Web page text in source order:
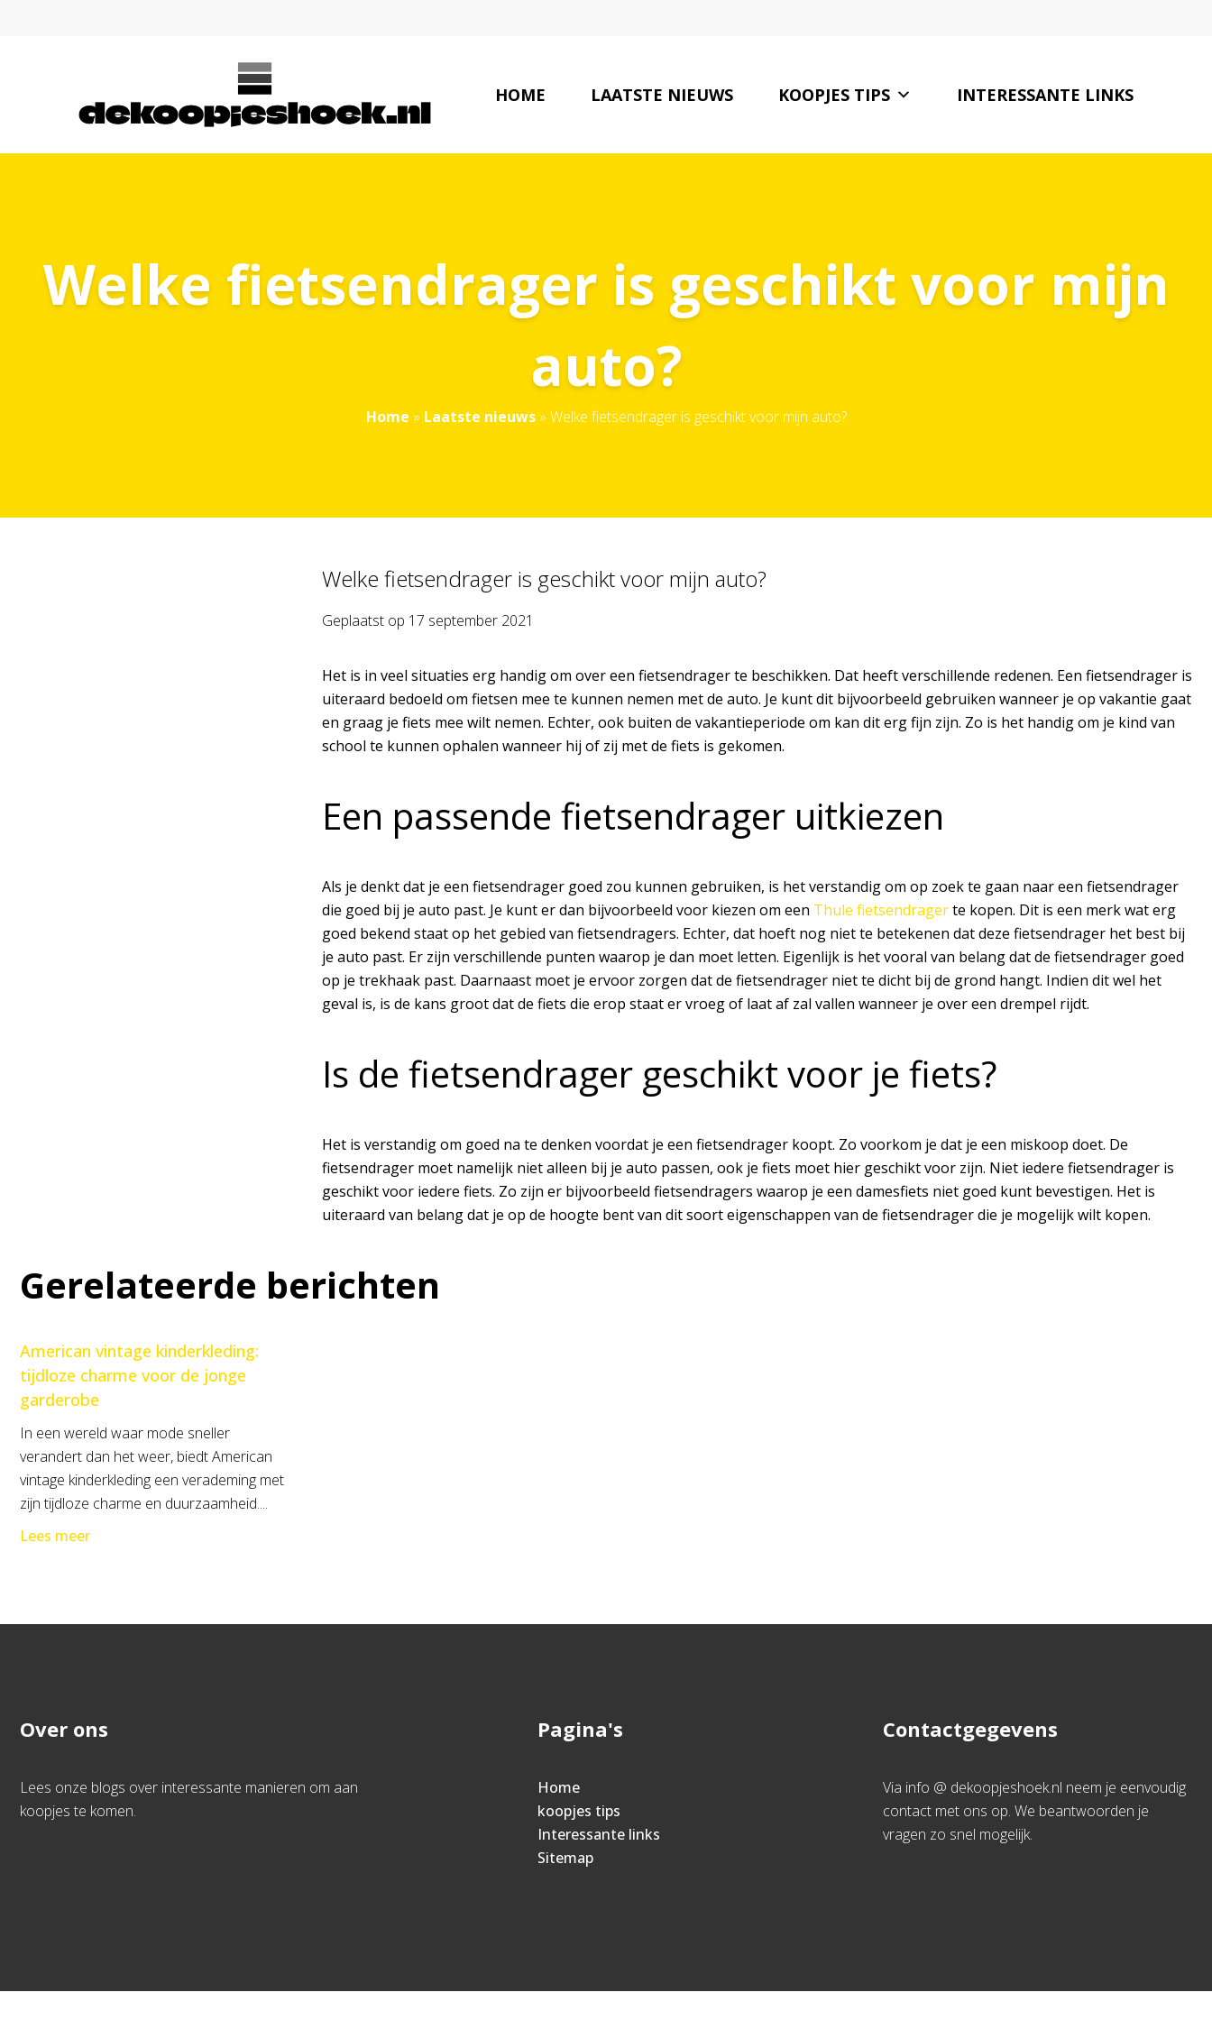
HOME LAATSTE NIEUWS KOOPJES TIPS INTERESSANTE LINKS
Welke fietsendrager is geschikt voor mijn
auto?
Home » Laatste nieuws» Welke fietsendrager is geschikt voor mijn auto?
Welke fietsendrager is geschikt voor mijn auto?
Geplaatst op 17 september 2021
Het is in veel situaties erg handig om over een fietsendrager te beschikken. Dat heeft verschillende redenen. Een fietsendrager is
uiteraard bedoeld om fietsen mee te kunnen nemen met de auto. Je kunt dit bijvoorbeeld gebruiken wanneer je op vakantie gaat
en graag je fiets mee wilt nemen. Echter, ook buiten de vakantieperiode om kan dit erg fijn zijn. Zo is het handig om je kind van
school te kunnen ophalen wanneer hij of zij met de fiets is gekomen.
Een passende fietsendrager uitkiezen
Als je denkt dat je een fietsendrager goed zou kunnen gebruiken, is het verstandig om op zoek te gaan naar een fietsendrager
die goed bij je auto past. Je kunt er dan bijvoorbeeld voor kiezen om een Thule fietsendragerte kopen. Dit is een merk wat erg
goed bekend staat op het gebied van fietsendragers. Echter, dat hoeft nog niet te betekenen dat deze fietsendrager het best bij
je auto past. Er zijn verschillende punten waarop je dan moet letten. Eigenlijk is het vooral van belang dat de fietsendrager goed
op je trekhaak past. Daarnaast moet je ervoor zorgen dat de fietsendrager niet te dicht bij de grond hangt. Indien dit wel het
geval is, is de kans groot dat de fiets die erop staat er vroeg of laat af zal vallen wanneer je over een drempel rijdt.
Is de fietsendrager geschikt voor je fiets?
Het is verstandig om goed na te denken voordat je een fietsendrager koopt. Zo voorkom je dat je een miskoop doet. De
fietsendrager moet namelijk niet alleen bij je auto passen, ook je fiets moet hier geschikt voor zijn. Niet iedere fietsendrager is
geschikt voor iedere fiets. Zo zijn er bijvoorbeeld fietsendragers waarop je een damesfiets niet goed kunt bevestigen. Het is
uiteraard van belang dat je op de hoogte bent van dit soort eigenschappen van de fietsendrager die je mogelijk wilt kopen.
Gerelateerde berichten
American vintage kinderkleding:
tijdloze charme voor de jonge
garderobe
In een wereld waar mode sneller
verandert dan het weer, biedt American
vintage kinderkleding een verademing met
zijn tijdloze charme en duurzaamheid....
Lees meer
Over ons
Lees onze blogs over interessante manieren om aan
koopjes te komen.
Pagina's
Home
koopjes tips
Interessante links
Sitemap
Contactgegevens
Via info @ dekoopjeshoek.nl neem je eenvoudig
contact met ons op. We beantwoorden je
vragen zo snel mogelijk.